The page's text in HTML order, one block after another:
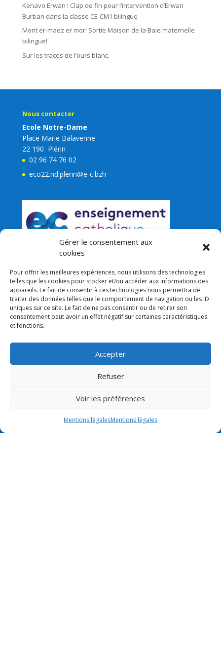
Gérer le consentement aux
cookies
Pour offrir les meilleures expériences, nous utilisons des technologies
telles que les cookies pour stocker et/ou accéder aux informations des
appareils. Le fait de consentir à ces technologies nous permettra de
traiter des données telles que le comportement de navigation ou les ID
uniques sur ce site. Le fait de ne pas consentir ou de retirer son
consentement peut avoir un effet négatif sur certaines caractéristiques
et fonctions.
Accepter
Refuser
Voir les préférences
Mentions légalesMentions légales
Kenavo Erwan ! Clap de fin pour l’intervention d’Erwan
Burban dans la classe CE-CM1 bilingue
Mont er-maez er mor! Sortie Maison de la Baie maternelle
bilingue!
Sur les traces de l’ours blanc.
Nous contacter
Ecole Notre-Dame
Place Marie Balavenne
22 190 Plérin
02 96 74 76 02
eco22.nd.plerin@e-c.bzh
Nous situer